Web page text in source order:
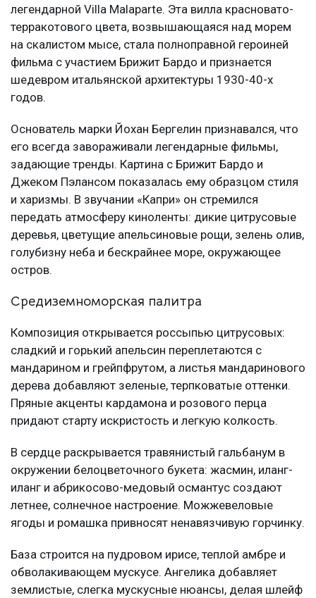
легендарной Villa Malaparte. Эта вилла красновато-
терракотового цвета, возвышающаяся над морем
на скалистом мысе, стала полноправной героиней
фильма с участием Брижит Бардо и признается
шедевром итальянской архитектуры 1930-40-х
годов.
Основатель марки Йохан Бергелин признавался, что
его всегда завораживали легендарные фильмы,
задающие тренды. Картина с Брижит Бардо и
Джеком Пэлансом показалась ему образцом стиля
и харизмы. В звучании «Капри» он стремился
передать атмосферу киноленты: дикие цитрусовые
деревья, цветущие апельсиновые рощи, зелень олив,
голубизну неба и бескрайнее море, окружающее
остров.
Средиземноморская палитра
Композиция открывается россыпью цитрусовых:
сладкий и горький апельсин переплетаются с
мандарином и грейпфрутом, а листья мандаринового
дерева добавляют зеленые, терпковатые оттенки.
Пряные акценты кардамона и розового перца
придают старту искристость и легкую колкость.
В сердце раскрывается травянистый гальбанум в
окружении белоцветочного букета: жасмин, иланг-
иланг и абрикосово-медовый османтус создают
летнее, солнечное настроение. Можжевеловые
ягоды и ромашка привносят ненавязчивую горчинку.
База строится на пудровом ирисе, теплой амбре и
обволакивающем мускусе. Ангелика добавляет
землистые, слегка мускусные нюансы, делая шлейф